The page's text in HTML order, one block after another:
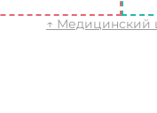
↑ Медицинский